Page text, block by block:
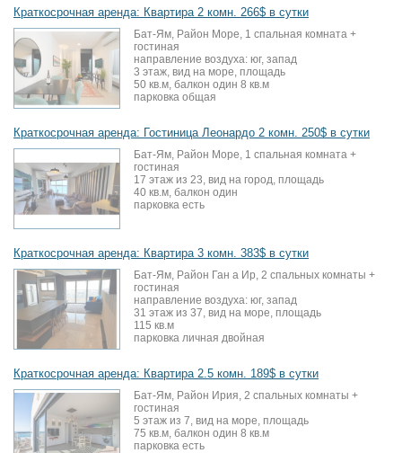
Краткосрочная аренда: Квартира 2 комн. 266$ в сутки
Бат-Ям, Район Море, 1 спальная комната +
гостиная
направление воздуха: юг, запад
3 этаж, вид на море, площадь
50 кв.м, балкон один 8 кв.м
парковка общая
Краткосрочная аренда: Гостиница Леонардо 2 комн. 250$ в сутки
Бат-Ям, Район Море, 1 спальная комната +
гостиная
17 этаж из 23, вид на город, площадь
40 кв.м, балкон один
парковка есть
Краткосрочная аренда: Квартира 3 комн. 383$ в сутки
Бат-Ям, Район Ган а Ир, 2 спальных комнаты +
гостиная
направление воздуха: юг, запад
31 этаж из 37, вид на море, площадь
115 кв.м
парковка личная двойная
Краткосрочная аренда: Квартира 2.5 комн. 189$ в сутки
Бат-Ям, Район Ирия, 2 спальных комнаты +
гостиная
5 этаж из 7, вид на море, площадь
75 кв.м, балкон один 8 кв.м
парковка есть